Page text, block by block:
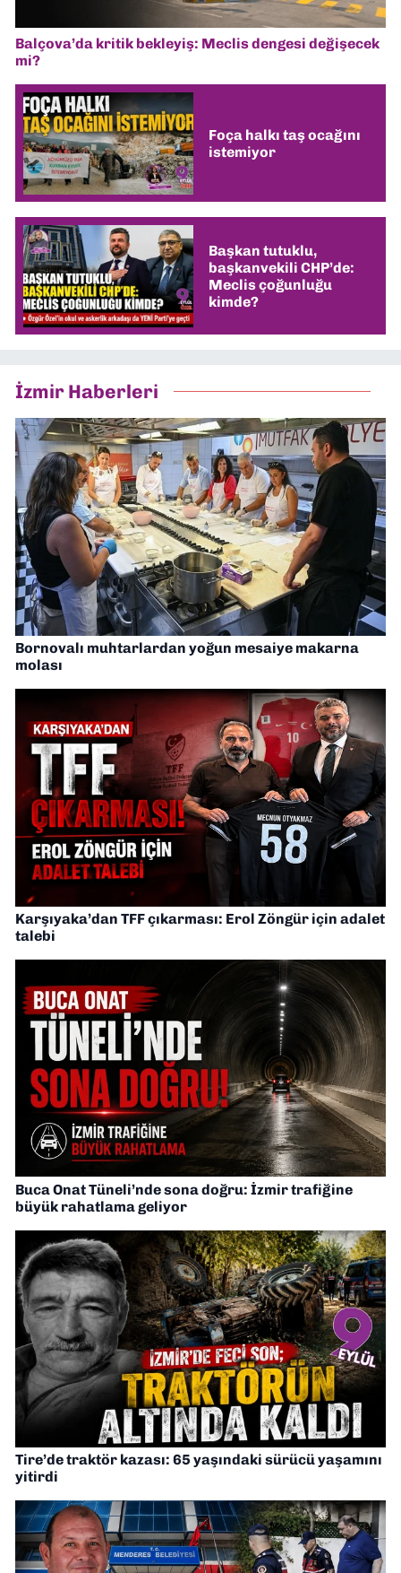
Balçova’da kritik bekleyiş: Meclis dengesi değişecek
mi?
Foça halkı taş ocağını
istemiyor
Başkan tutuklu,
başkanvekili CHP’de:
Meclis çoğunluğu
kimde?
İzmir Haberleri
Bornovalı muhtarlardan yoğun mesaiye makarna
molası
Karşıyaka’dan TFF çıkarması: Erol Zöngür için adalet
talebi
Buca Onat Tüneli’nde sona doğru: İzmir trafiğine
büyük rahatlama geliyor
Tire’de traktör kazası: 65 yaşındaki sürücü yaşamını
yitirdi